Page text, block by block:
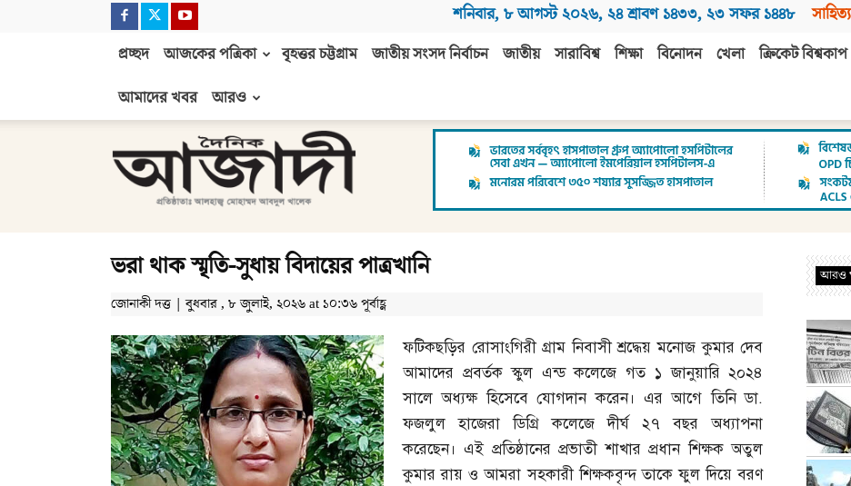
শনিবার, ৮ আগস্ট ২০২৬, ২৪ শ্রাবণ ১৪৩৩, ২৩ সফর ১৪৪৮
প্রচ্ছদ আজকের পত্রিকা বৃহত্তর চট্টগ্রাম জাতীয় সংসদ নির্বাচন জাতীয় সারাবিশ্ব শিক্ষা বিনোদন খেলা ক্রিকেট বিশ্বকাপ
আমাদের খবর
আরও
আজাদী
ভরা থাক স্মৃতি-সুধায় বিদায়ের পাত্রখানি
জোনাকী দত্ত | বুধবার , ৮ জুলাই, ২০২৬ at ১০:৩৬ পূর্বাহ্ণ
ফটিকছড়ির রোসাংগিরী গ্রাম নিবাসী শ্রদ্ধেয় মনোজ কুমার দেব
আমাদের প্রবর্তক স্কুল এন্ড কলেজে গত ১ জানুয়ারি ২০২৪
সালে অধ্যক্ষ হিসেবে যোগদান করেন। এর আগে তিনি ডা.
ফজলুল হাজেরা ডিগ্রি কলেজে দীর্ঘ ২৭ বছর অধ্যাপনা
করেছেন। এই প্রতিষ্ঠানের প্রভাতী শাখার প্রধান শিক্ষক অতুল
কুমার রায় ও আমরা সহকারী শিক্ষকবৃন্দ তাকে ফুল দিয়ে বরণ
আরও